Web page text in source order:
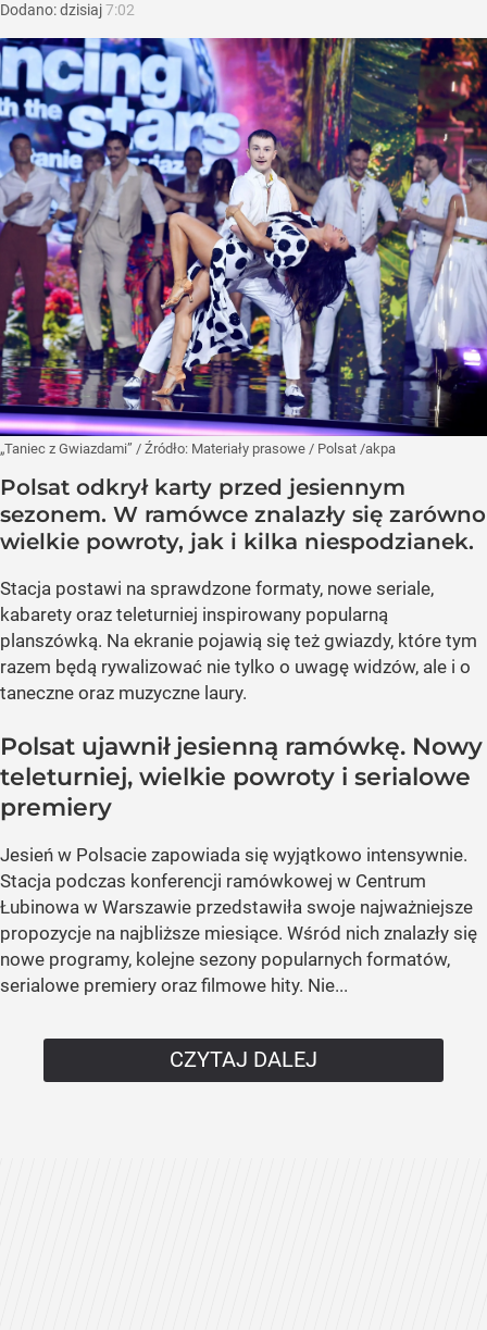
Dodano:dzisiaj7:02
„Taniec z Gwiazdami” / Źródło: Materiały prasowe / Polsat /akpa
Polsat odkrył karty przed jesiennym
sezonem. W ramówce znalazły się zarówno
wielkie powroty, jak i kilka niespodzianek.
Stacja postawi na sprawdzone formaty, nowe seriale,
kabarety oraz teleturniej inspirowany popularną
planszówką. Na ekranie pojawią się też gwiazdy, które tym
razem będą rywalizować nie tylko o uwagę widzów, ale i o
taneczne oraz muzyczne laury.
Polsat ujawnił jesienną ramówkę. Nowy
teleturniej, wielkie powroty i serialowe
premiery
Jesień w Polsacie zapowiada się wyjątkowo intensywnie.
Stacja podczas konferencji ramówkowej w Centrum
Łubinowa w Warszawie przedstawiła swoje najważniejsze
propozycje na najbliższe miesiące. Wśród nich znalazły się
nowe programy, kolejne sezony popularnych formatów,
serialowe premiery oraz filmowe hity. Nie...
CZYTAJ DALEJ